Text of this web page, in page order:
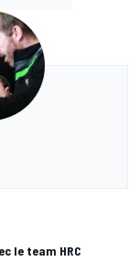
le team HRC